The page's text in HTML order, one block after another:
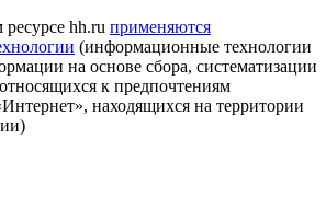
hh.ru применяются
(информационные технологии
на основе сбора, систематизации
к предпочтениям
находящихся на территории